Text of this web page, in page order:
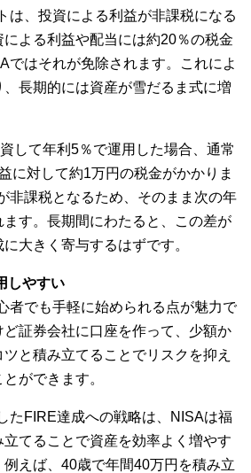
は、投資による利益が非課税になる
よる利益や配当には約20％の税金
ではそれが免除されます。これによ
、長期的には資産が雪だるま式に増
して年利5％で運用した場合、通常
に対して約1万円の税金がかかりま
非課税となるため、そのまま次の年
す。長期間にわたると、この差が
大きく寄与するはずです。
しやすい
者でも手軽に始められる点が魅力で
証券会社に口座を作って、少額か
と積み立てることでリスクを抑え
ができます。
たFIRE達成への戦略は、NISAは福
てることで資産を効率よく増やす
えば、40歳で年間40万円を積み立